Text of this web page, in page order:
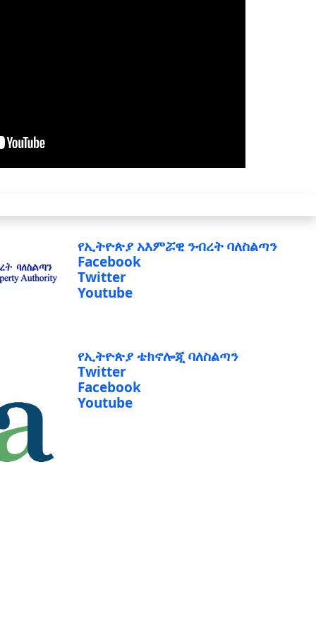
የኢትዮጵያ አእምሯዊ ንብረት ባለስልጣን
Facebook
Twitter
Youtube
የኢትዮጵያ ቴክኖሎጂ ባለስልጣን
Twitter
Facebook
Youtube